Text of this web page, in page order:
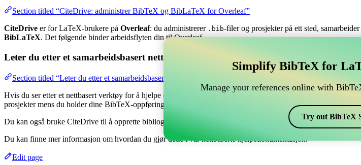
Section titled “CiteDrive: administrer BibTeX og BibLaTeX for Overleaf”
CiteDrive er for LaTeX-brukere på Overleaf: du administrerer .bib-filer og prosjekter på ett sted,
BibLaTeX. Det følgende binder arbeidsflyten din til Overleaf.
Leter du etter et samarbeidsbasert nettverktøy for å håndtere din BibTeX-referanse,
Section titled “Leter du etter et samarbeidsbasert nettverktøy for å håndtere din BibTeX-referanse, som
Hvis du ser etter et nettbasert verktøy for å hjelpe deg med å håndtere dine referanser, siteringer og
prosjekter mens du holder dine BibTeX-oppføringer oppdatert i ditt Overleaf-prosjekt.
Du kan også bruke CiteDrive til å opprette bibliografier og siteringer i ulike stiler, inkludert kluwer. Så hvis
Du kan finne mer informasjon om hvordan du gjør dette i vår nettbaserte hjelpedokumentasjon.
Edit page
Simplify BibTeX for
Manage your references online with
Try out BibTeX